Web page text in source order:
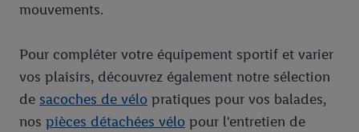
mouvements.
Pour compléter votre équipement sportif et varier
vos plaisirs, découvrez également notre sélection
de sacoches de vélo pratiques pour vos balades,
nos pièces détachées vélo pour l'entretien de